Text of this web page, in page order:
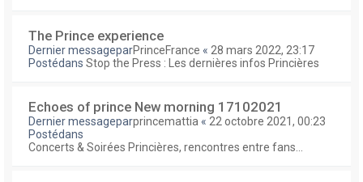
The Prince experience
Dernier messageparPrinceFrance « 28 mars 2022, 23:17
Postédans Stop the Press : Les dernières infos Princières
Echoes of prince New morning 17102021
Dernier messageparprincemattia « 22 octobre 2021, 00:23
Postédans
Concerts & Soirées Princières, rencontres entre fans...